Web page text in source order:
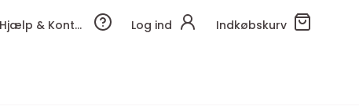
Hjælp & Kontakt Log ind Indkøbskurv